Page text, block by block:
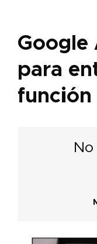
Google
para
función